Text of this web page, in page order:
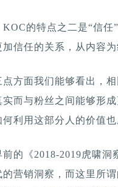
KOC的特点之二是“信
加信任的关系，从内容
点方面我们能够看出，
实而与粉丝之间能够形
何利用这部分人的价值
前的《2018-2019虎啸洞
的营销洞察，而这里所